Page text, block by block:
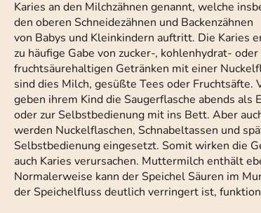
Karies an den Milchzähnen genannt, welche
den oberen Schneidezähnen und Backenzähnen
von Babys und Kleinkindern auftritt. Die Karies
zu häufige Gabe von zucker-, kohlenhydrat- oder
fruchtsäurehaltigen Getränken mit einer
sind dies Milch, gesüßte Tees oder Fruchtsäfte.
geben ihrem Kind die Saugerflasche abends als
oder zur Selbstbedienung mit ins Bett. Aber
werden Nuckelflaschen, Schnabeltassen und
Selbstbedienung eingesetzt. Somit wirken die
auch Karies verursachen. Muttermilch enthält
Normalerweise kann der Speichel Säuren im
der Speichelfluss deutlich verringert ist,